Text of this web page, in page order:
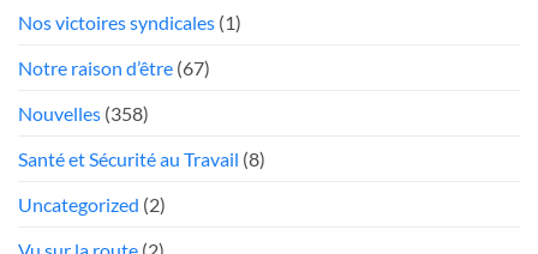
Nos victoires syndicales (1)
Notre raison d’être (67)
Nouvelles (358)
Santé et Sécurité au Travail (8)
Uncategorized (2)